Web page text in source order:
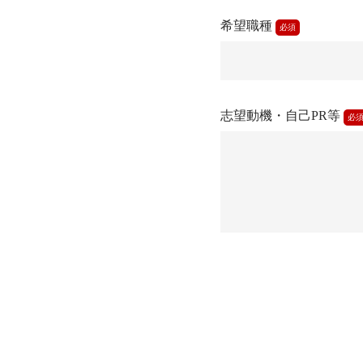
希望職種 必須
志望動機・自己PR等 必須